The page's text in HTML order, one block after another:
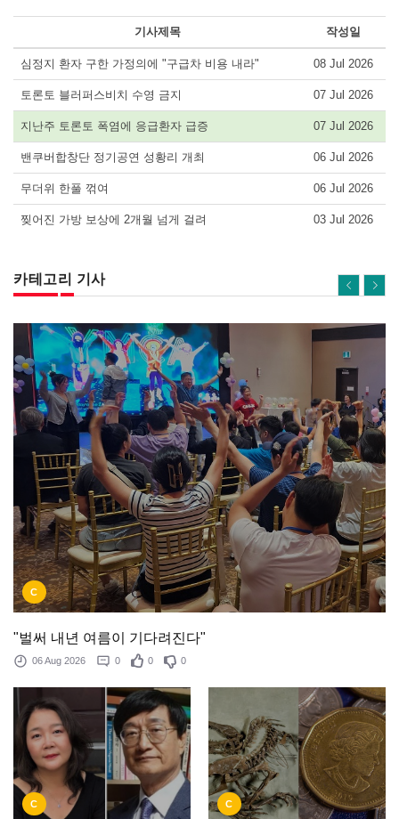
기사제목 작성일
심정지 환자 구한 가정의에 "구급차 비용 내라" 08 Jul 2026
토론토 블러퍼스비치 수영 금지 07 Jul 2026
지난주 토론토 폭염에 응급환자 급증 07 Jul 2026
밴쿠버합창단 정기공연 성황리 개최 06 Jul 2026
무더위 한풀 꺾여 06 Jul 2026
찢어진 가방 보상에 2개월 넘게 걸려 03 Jul 2026
카테고리 기사
C
"벌써 내년 여름이 기다려진다"
06 Aug 2026 0 0 0
C C